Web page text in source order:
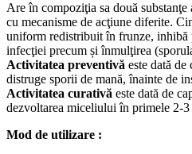
Are în compoziţia sa două
cu mecanisme de acţiune diferite.
uniform redistribuit în frunze, inhibă
infecţiei precum și înmulţirea
Activitatea preventivă este dată
distruge sporii de mană, înainte de
Activitatea curativă este dată de
dezvoltarea miceliului în primele 2-3
Mod de utilizare :